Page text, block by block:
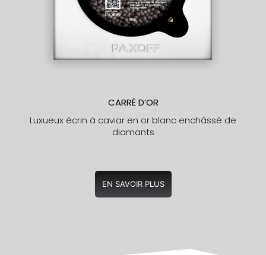
CARRÉ D’OR
Luxueux écrin à caviar en or blanc enchâssé de
diamants
EN SAVOIR PLUS